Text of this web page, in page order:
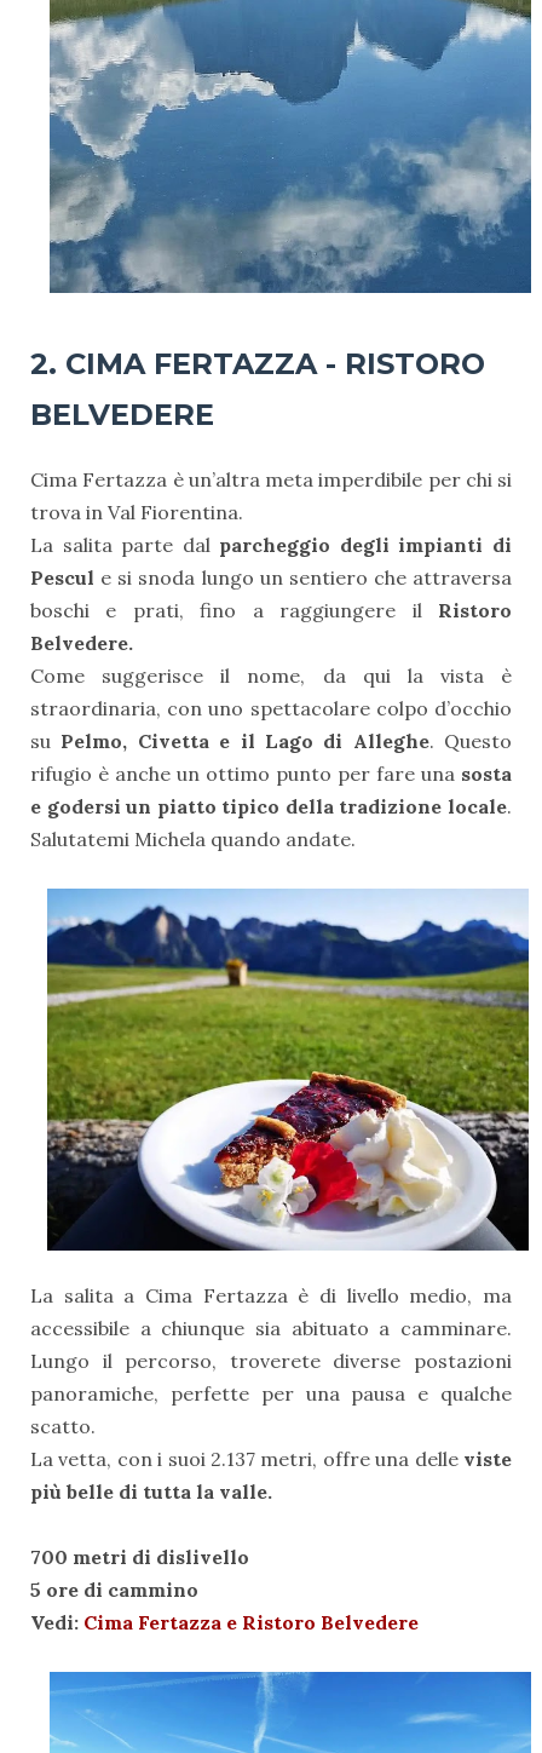
2. CIMA FERTAZZA - RISTORO
BELVEDERE
Cima Fertazza è un’altra meta imperdibile per chi si
trova in Val Fiorentina.
La salita parte dal parcheggio degli impianti di
Pescul e si snoda lungo un sentiero che attraversa
boschi e prati, fino a raggiungere il Ristoro
Belvedere.
Come suggerisce il nome, da qui la vista è
straordinaria, con uno spettacolare colpo d’occhio
su Pelmo, Civetta e il Lago di Alleghe. Questo
rifugio è anche un ottimo punto per fare una sosta
e godersi un piatto tipico della tradizione locale.
Salutatemi Michela quando andate.
La salita a Cima Fertazza è di livello medio, ma
accessibile a chiunque sia abituato a camminare.
Lungo il percorso, troverete diverse postazioni
panoramiche, perfette per una pausa e qualche
scatto.
La vetta, con i suoi 2.137 metri, offre una delle viste
più belle di tutta la valle.
700 metri di dislivello
5 ore di cammino
Vedi: Cima Fertazza e Ristoro Belvedere